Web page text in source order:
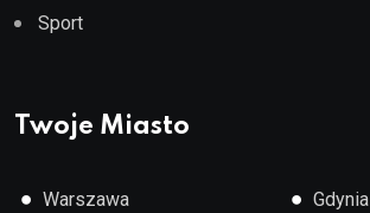
Sport
Twoje Miasto
● Warszawa ● Gdynia